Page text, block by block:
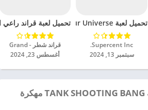
تحميل لعبة Dinosaur Universe مهكرة للاندرويد 2024
Supercent Inc.‏
سبتمبر 13, 2024
تحميل لعبة قراند راعي
قراند شطر - Grand‏
أغسطس 23, 2024
العلامات لـ تحميل لعبة TANK SHOOTING BANG مهكرة